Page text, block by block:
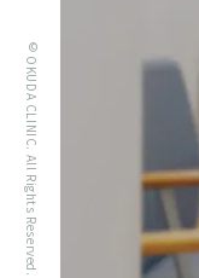
© OKUDA CLINIC. All Rights Reserved.